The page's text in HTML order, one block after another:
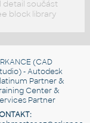
detail součást
block library
(CAD
- Autodesk
Partner &
Center &
Partner